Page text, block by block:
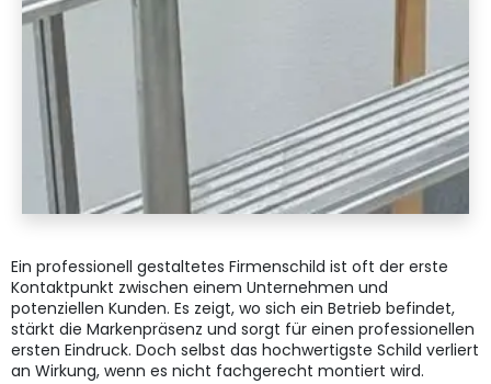
Ein professionell gestaltetes Firmenschild ist oft der erste
Kontaktpunkt zwischen einem Unternehmen und
potenziellen Kunden. Es zeigt, wo sich ein Betrieb befindet,
stärkt die Markenpräsenz und sorgt für einen professionellen
ersten Eindruck. Doch selbst das hochwertigste Schild verliert
an Wirkung, wenn es nicht fachgerecht montiert wird.